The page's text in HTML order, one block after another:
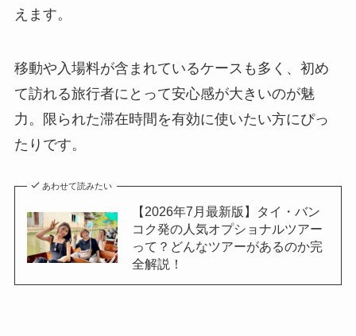
えます。
移動や入場料が含まれているケースも多く、初め
て訪れる旅行者にとって安心感が大きいのが魅
力。限られた滞在時間を有効に使いたい方にぴっ
たりです。
あわせて読みたい
【2026年7月最新版】タイ・バン
コク発の人気オプショナルツアー
って？どんなツアーがあるのか完
全解説！